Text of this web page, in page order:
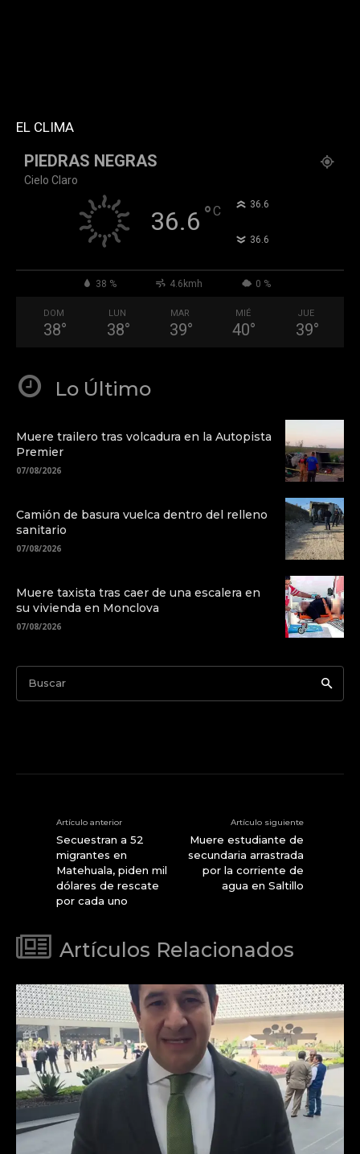
EL CLIMA
PIEDRAS NEGRAS
Cielo Claro
36.6 °C 36.6
36.6
38 % 4.6kmh 0 %
DOM
38°
LUN
38°
MAR
39°
MIÉ
40°
JUE
39°
Lo Último
Muere trailero tras volcadura en la Autopista
Premier
07/08/2026
Camión de basura vuelca dentro del relleno
sanitario
07/08/2026
Muere taxista tras caer de una escalera en
su vivienda en Monclova
07/08/2026
Buscar
Artículo anterior
Secuestran a 52
migrantes en
Matehuala, piden mil
dólares de rescate
por cada uno
Artículo siguiente
Muere estudiante de
secundaria arrastrada
por la corriente de
agua en Saltillo
Artículos Relacionados